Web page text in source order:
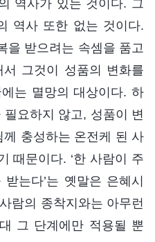
역사가 있는 것이다. 그
역사 또한 없는 것이다.
을 받으려는 속셈을 품고
그것이 성품의 변화를
는 멸망의 대상이다. 하
요하지 않고, 성품이 변
충성하는 온전케 된 사
때문이다. ‘한 사람이 주
는다’는 옛말은 은혜시
람의 종착지와는 아무런
그 단계에만 적용될 뿐